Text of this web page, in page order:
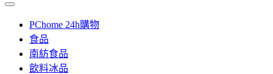
PChome 24h購物
食品
南紡食品
飲料冰品